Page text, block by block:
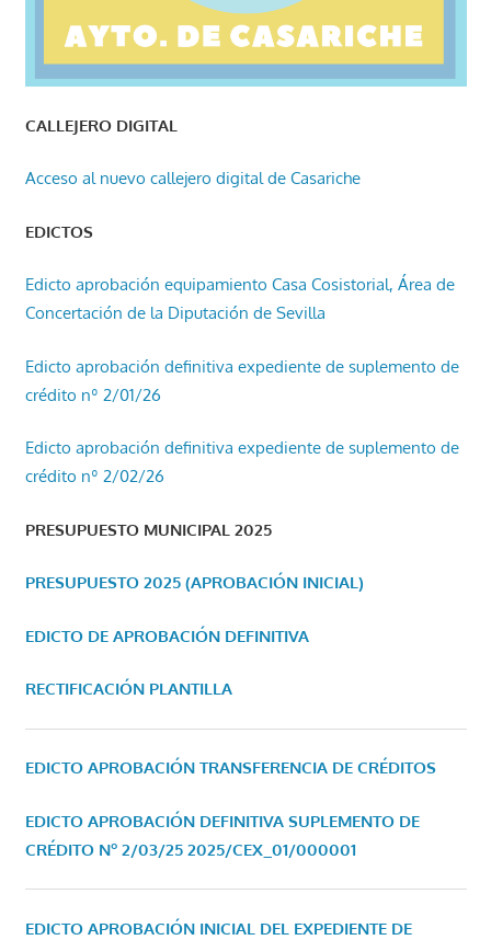
CALLEJERO DIGITAL
Acceso al nuevo callejero digital de Casariche
EDICTOS
Edicto aprobación equipamiento Casa Cosistorial, Área de
Concertación de la Diputación de Sevilla
Edicto aprobación definitiva expediente de suplemento de
crédito nº 2/01/26
Edicto aprobación definitiva expediente de suplemento de
crédito nº 2/02/26
PRESUPUESTO MUNICIPAL 2025
PRESUPUESTO 2025 (APROBACIÓN INICIAL)
EDICTO DE APROBACIÓN DEFINITIVA
RECTIFICACIÓN PLANTILLA
EDICTO APROBACIÓN TRANSFERENCIA DE CRÉDITOS
EDICTO APROBACIÓN DEFINITIVA SUPLEMENTO DE
CRÉDITO Nº 2/03/25 2025/CEX_01/000001
EDICTO APROBACIÓN INICIAL DEL EXPEDIENTE DE